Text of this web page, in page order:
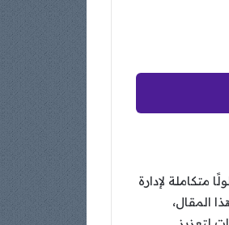
متكاملة لإدارة
المقال،